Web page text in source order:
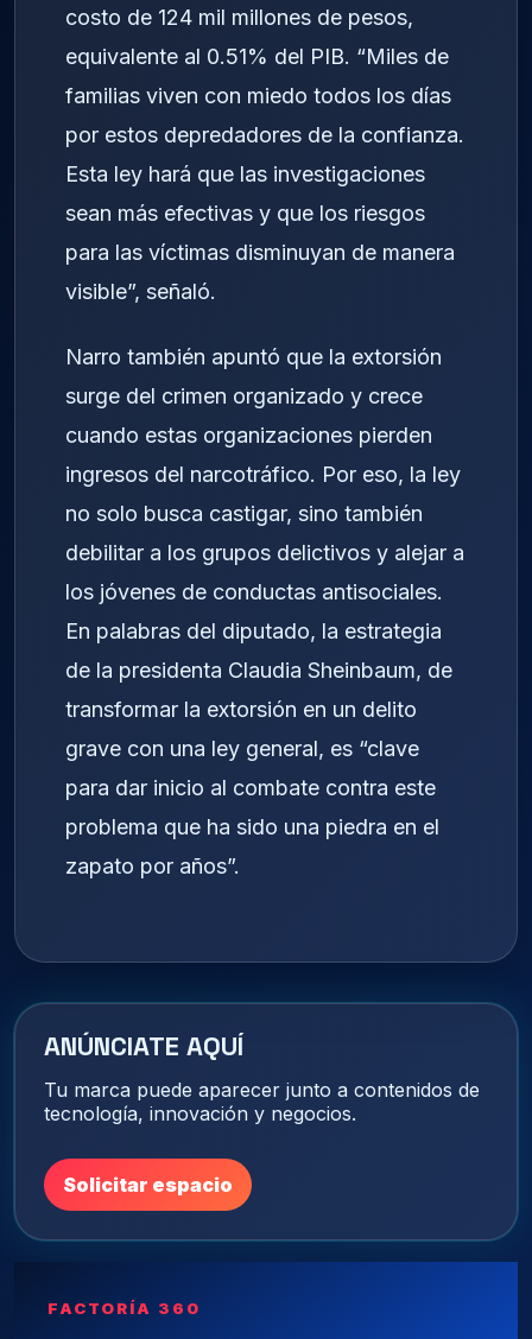
costo de 124 mil millones de pesos,
equivalente al 0.51% del PIB. “Miles de
familias viven con miedo todos los días
por estos depredadores de la confianza.
Esta ley hará que las investigaciones
sean más efectivas y que los riesgos
para las víctimas disminuyan de manera
visible”, señaló.
Narro también apuntó que la extorsión
surge del crimen organizado y crece
cuando estas organizaciones pierden
ingresos del narcotráfico. Por eso, la ley
no solo busca castigar, sino también
debilitar a los grupos delictivos y alejar a
los jóvenes de conductas antisociales.
En palabras del diputado, la estrategia
de la presidenta Claudia Sheinbaum, de
transformar la extorsión en un delito
grave con una ley general, es “clave
para dar inicio al combate contra este
problema que ha sido una piedra en el
zapato por años”.
ANÚNCIATE AQUÍ
Tu marca puede aparecer junto a contenidos de
tecnología, innovación y negocios.
Solicitar espacio
FACTORÍA 360